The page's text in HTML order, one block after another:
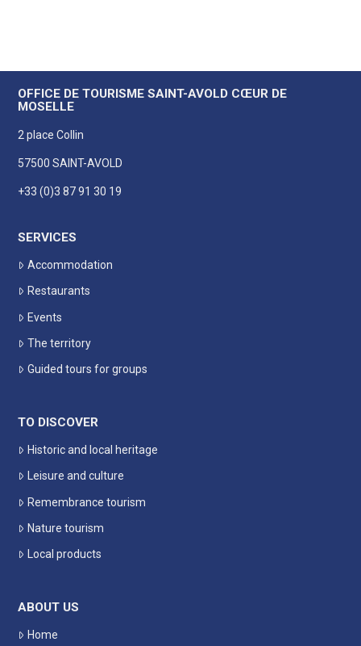
OFFICE DE TOURISME SAINT-AVOLD CŒUR DE
MOSELLE
2 place Collin
57500 SAINT-AVOLD
+33 (0)3 87 91 30 19
SERVICES
Accommodation
Restaurants
Events
The territory
Guided tours for groups
TO DISCOVER
Historic and local heritage
Leisure and culture
Remembrance tourism
Nature tourism
Local products
ABOUT US
Home